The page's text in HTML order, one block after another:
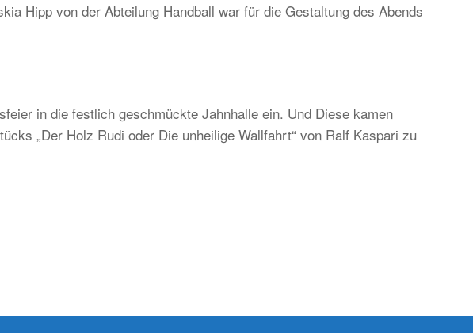
Beständig
jugend-
und
Hipp von der Abteilung Handball war für die Gestaltung des Abends
in die festlich geschmückte Jahnhalle ein. Und Diese kamen
„Der Holz Rudi oder Die unheilige Wallfahrt“ von Ralf Kaspari zu